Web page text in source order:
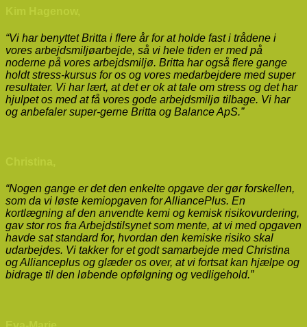
“Vi har benyttet Britta i flere år for at holde fast i trådene i
vores arbejdsmiljøarbejde, så vi hele tiden er med på
noderne på vores arbejdsmiljø. Britta har også flere gange
holdt stress-kursus for os og vores medarbejdere med super
resultater. Vi har lært, at det er ok at tale om stress og det har
hjulpet os med at få vores gode arbejdsmiljø tilbage. Vi har
og anbefaler super-gerne Britta og Balance ApS.”
“Nogen gange er det den enkelte opgave der gør forskellen,
som da vi løste kemiopgaven for AlliancePlus. En
kortlægning af den anvendte kemi og kemisk risikovurdering,
gav stor ros fra Arbejdstilsynet som mente, at vi med opgaven
havde sat standard for, hvordan den kemiske risiko skal
udarbejdes. Vi takker for et godt samarbejde med Christina
og Allianceplus og glæder os over, at vi fortsat kan hjælpe og
bidrage til den løbende opfølgning og vedligehold.”